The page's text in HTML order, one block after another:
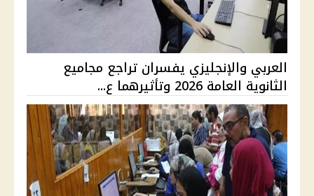
العربي والإنجليزي يفسران تراجع مجاميع
الثانوية العامة 2026 وتأثيرهما ع...